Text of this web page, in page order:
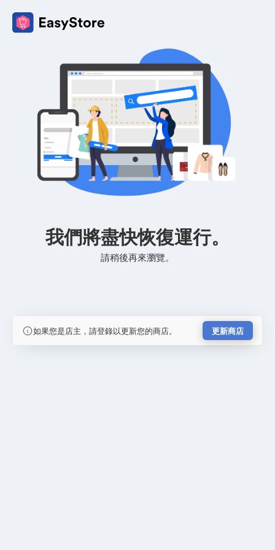
我們將盡快恢復運行。
請稍後再來瀏覽。
如果您是店主，請登錄以更新您的商店。 更新商店